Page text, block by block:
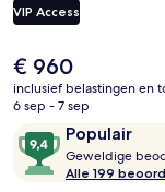
bovendien
het zwembad en een
smaak bij andere
VIP Access
De
huidige
prijs
€ 960
€ 960
inclusief belastingen en
6 sep - 7 sep
Beoordelingen
Populair
9,4
van
10,
Geweldige
Alle 199